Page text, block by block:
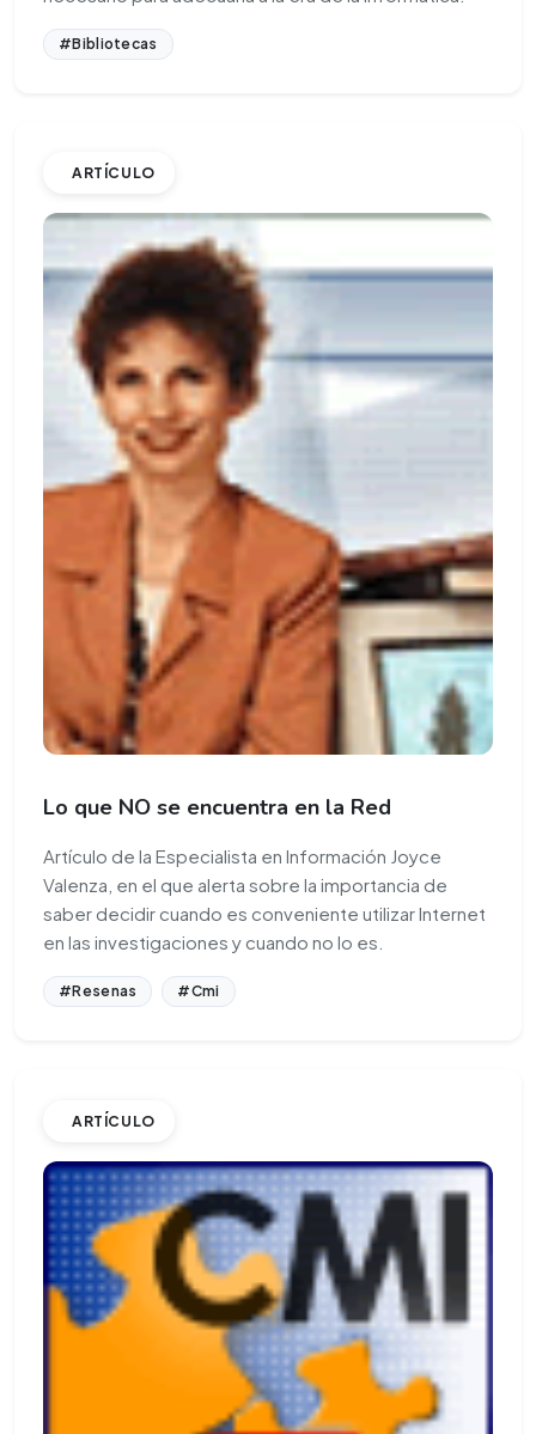
#Bibliotecas
ARTÍCULO
Lo que NO se encuentra en la Red
Artículo de la Especialista en Información Joyce
Valenza, en el que alerta sobre la importancia de
saber decidir cuando es conveniente utilizar Internet
en las investigaciones y cuando no lo es.
#Resenas #Cmi
ARTÍCULO